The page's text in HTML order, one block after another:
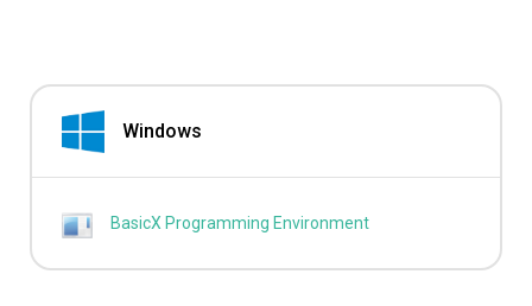
Windows
BasicX Programming Environment